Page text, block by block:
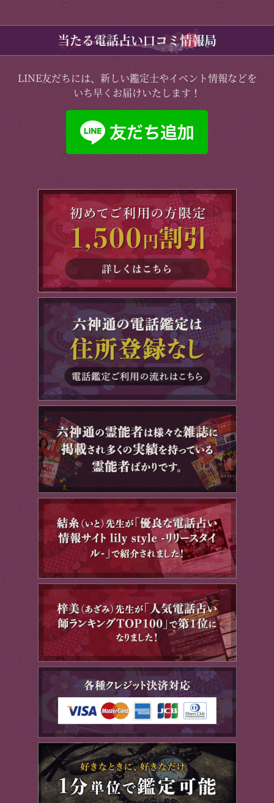
当たる電話占い口コミ情報局
LINE友だちには、新しい鑑定士やイベント情報などを
いち早くお届けいたします！